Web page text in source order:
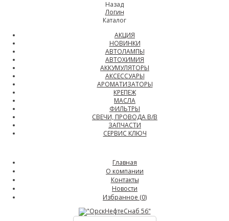
Назад
Логин
Каталог
АКЦИЯ
НОВИНКИ
АВТОЛАМПЫ
АВТОХИМИЯ
АККУМУЛЯТОРЫ
АКСЕССУАРЫ
АРОМАТИЗАТОРЫ
КРЕПЕЖ
МАСЛА
ФИЛЬТРЫ
СВЕЧИ, ПРОВОДА В/В
ЗАПЧАСТИ
СЕРВИС КЛЮЧ
Главная
О компании
Контакты
Новости
Избранное (0)